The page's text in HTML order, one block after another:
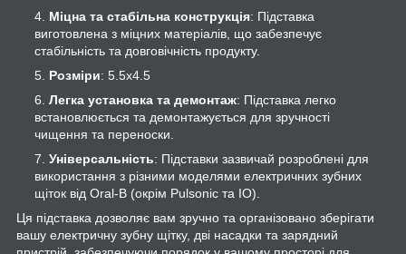
Міцна та стабільна конструкція: Підставка
виготовлена з міцних матеріалів, що забезпечує
стабільність та довговічність продукту.
Розміри: 5.5х4.5
Легка установка та демонтаж: Підставка легко
встановлюється та демонтажується для зручності
чищення та переноски.
Універсальність: Підставки зазвичай розроблені для
використання з різними моделями електричних зубних
щіток від Oral-B (окрім Pulsonic та IO).
Ця підставка дозволяє вам зручно та організовано зберігати
вашу електричну зубну щітку, дві насадки та зарядний